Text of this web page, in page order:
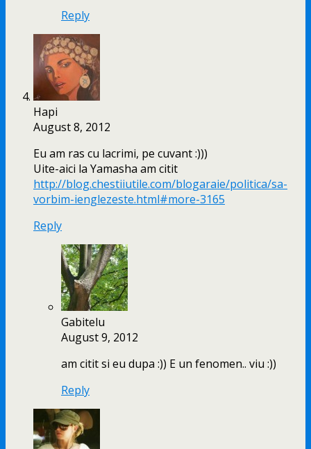
Reply
Hapi
August 8, 2012
Eu am ras cu lacrimi, pe cuvant :)))
Uite-aici la Yamasha am citit
http://blog.chestiiutile.com/blogaraie/politica/sa-
vorbim-ienglezeste.html#more-3165
Reply
Gabitelu
August 9, 2012
am citit si eu dupa :)) E un fenomen.. viu :))
Reply